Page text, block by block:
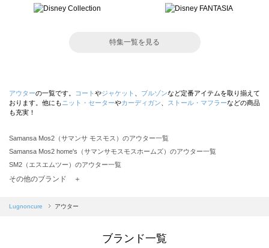
特集一覧を見る
アウターの一覧です。 コート やジャケット ブルゾンなど定番アイテムを取り揃えて
おります。他にも ニット・セーターやカーディガン ストール・マフラーなどの商品
も充実！
Samansa Mos2（サマンサ モスモス）のアウター一覧
Samansa Mos2 home's（サマンサモスモスホームズ）のアウター一覧
SM2（エスエムツー）のアウター一覧
TSUHARU by Samansa Mos2（ツハルバイサマンサモスモス）のアウター一覧
Samansa Mos2 blue（サマンサモスモス ブルー）のアウター一覧
sō4ū（ソウフォーユー）のアウター一覧
その他のブランド ＋
Lugnoncure アウター
ブランド一覧